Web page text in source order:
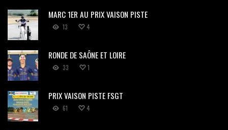
MARC 1ER AU PRIX VAISON PISTE
13 4
RONDE DE SAÔNE ET LOIRE
33 1
PRIX VAISON PISTE FSGT
61 4